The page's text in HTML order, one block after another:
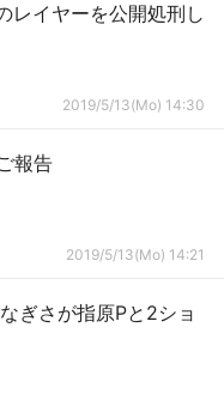
レイヤーを公開処刑し
2019/5/13(Mo) 14:30
報告
2019/5/13(Mo) 14:21
ぎさが指原Pと2ショ